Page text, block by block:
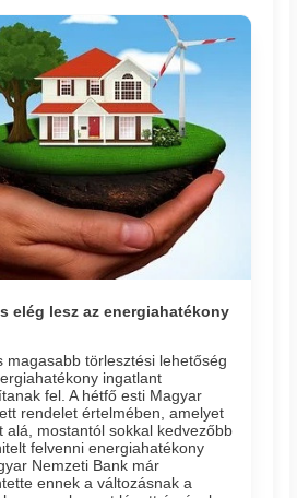
elég lesz az energiahatékony
magasabb törlesztési lehetőség
ingatlant
fel. A hétfő esti Magyar
rendelet értelmében, amelyet
alá, mostantól sokkal kedvezőbb
felvenni energiahatékony
Nemzeti Bank már
ennek a változásnak a